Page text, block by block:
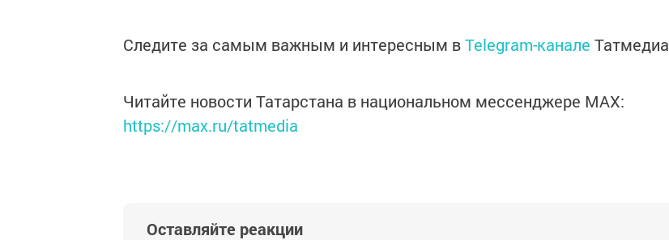
Следите за самым важным и интересным вTelegram-канале Татмедиа
Читайте новости Татарстана в национальном мессенджере MАХ:
https://max.ru/tatmedia
Оставляйте реакции